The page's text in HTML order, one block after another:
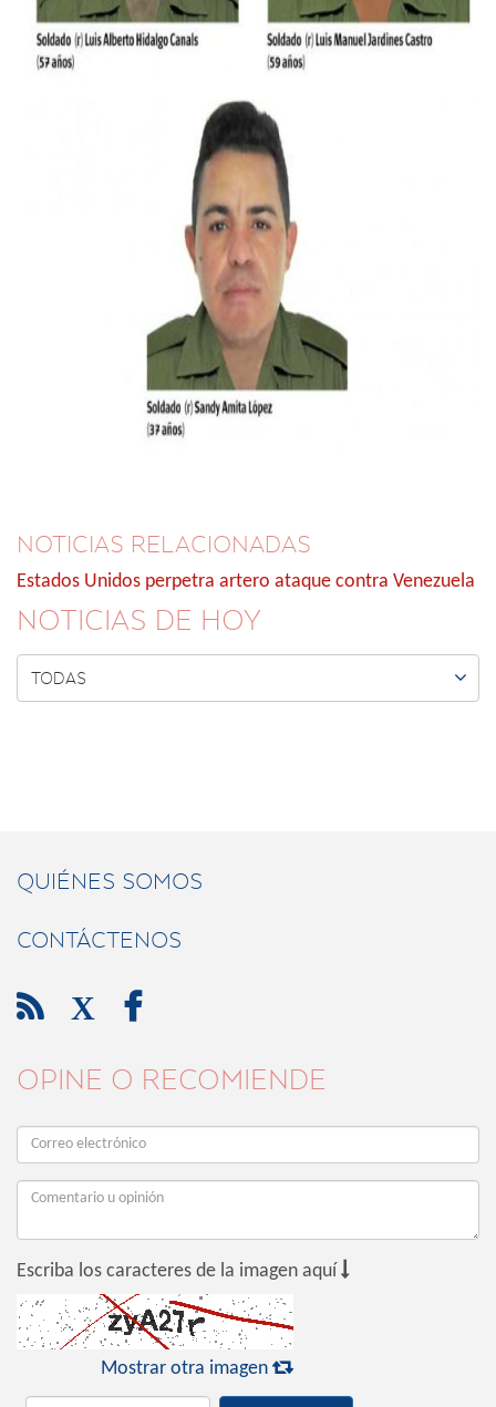
NOTICIAS RELACIONADAS
Estados Unidos perpetra artero ataque contra Venezuela
NOTICIAS DE HOY
TODAS 
QUIÉNES SOMOS
CONTÁCTENOS
 X 
OPINE O RECOMIENDE
Escriba los caracteres de la imagen aquí 
Mostrar otra imagen 